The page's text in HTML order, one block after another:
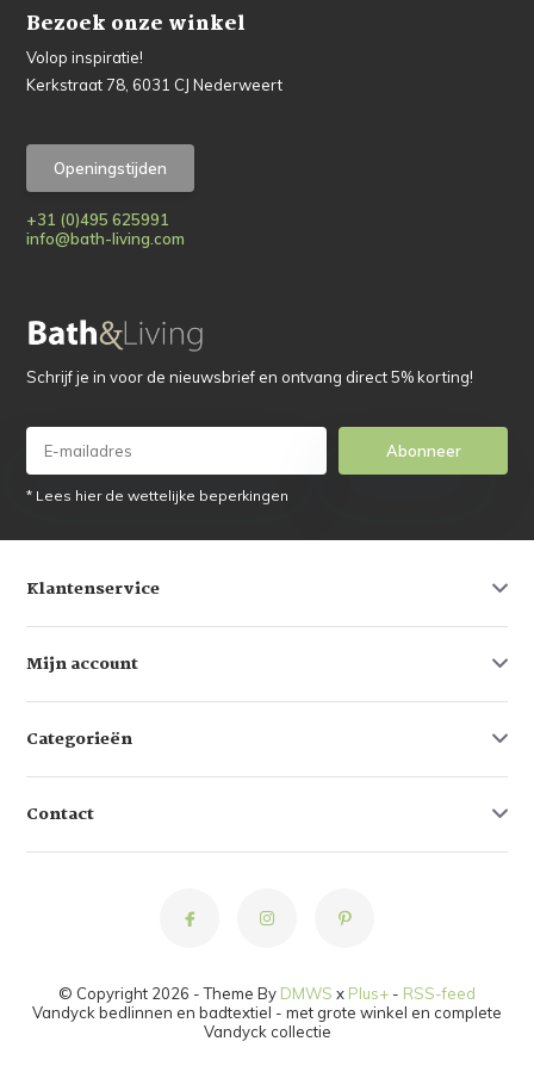
Bezoek onze winkel
Volop inspiratie!
Kerkstraat 78, 6031 CJ Nederweert
Openingstijden
+31 (0)495 625991
info@bath-living.com
Schrijf je in voor de nieuwsbrief en ontvang direct 5% korting!
Abonneer
* Lees hier de wettelijke beperkingen
Klantenservice
Mijn account
Categorieën
Contact
© Copyright 2026 - Theme By DMWS x Plus+ - RSS-feed
Vandyck bedlinnen en badtextiel - met grote winkel en complete
Vandyck collectie